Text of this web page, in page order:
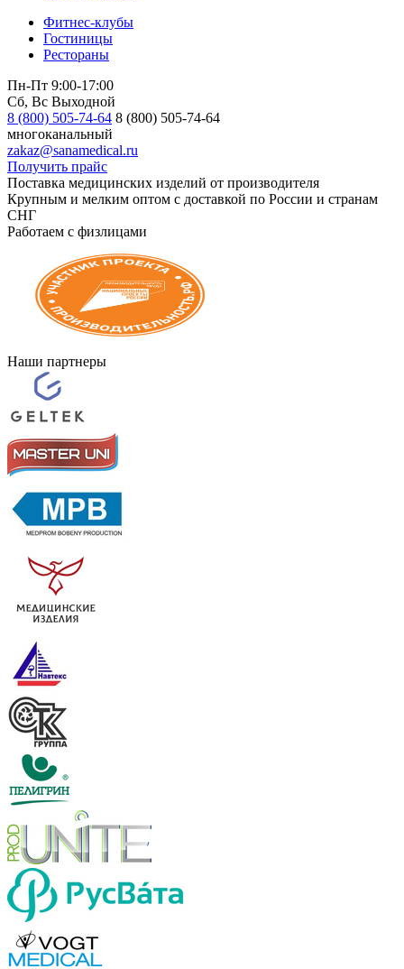
Фитнес-клубы
Гостиницы
Рестораны
Пн-Пт 9:00-17:00
Сб, Вс Выходной
8 (800) 505-74-64 8 (800) 505-74-64
многоканальный
zakaz@sanamedical.ru
Получить прайс
Поставка медицинских изделий от производителя
Крупным и мелким оптом с доставкой по России и странам
СНГ
Работаем с физлицами
Наши партнеры